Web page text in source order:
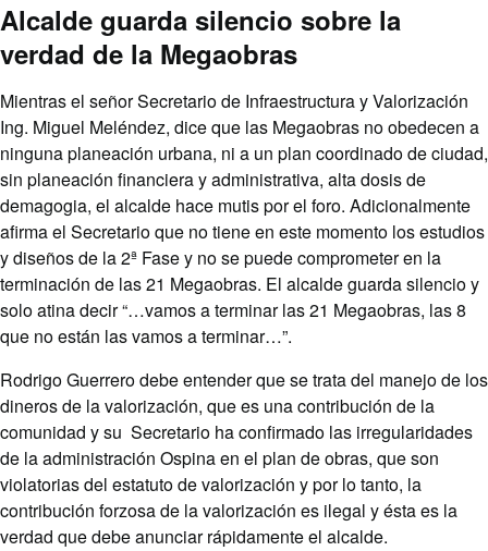
Alcalde guarda silencio sobre la
verdad de la Megaobras
Mientras el señor Secretario de Infraestructura y Valorización
Ing. Miguel Meléndez, dice que las Megaobras no obedecen a
ninguna planeación urbana, ni a un plan coordinado de ciudad,
sin planeación financiera y administrativa, alta dosis de
demagogia, el alcalde hace mutis por el foro. Adicionalmente
afirma el Secretario que no tiene en este momento los estudios
y diseños de la 2ª Fase y no se puede comprometer en la
terminación de las 21 Megaobras. El alcalde guarda silencio y
solo atina decir “…vamos a terminar las 21 Megaobras, las 8
que no están las vamos a terminar…”.
Rodrigo Guerrero debe entender que se trata del manejo de los
dineros de la valorización, que es una contribución de la
comunidad y su Secretario ha confirmado las irregularidades
de la administración Ospina en el plan de obras, que son
violatorias del estatuto de valorización y por lo tanto, la
contribución forzosa de la valorización es ilegal y ésta es la
verdad que debe anunciar rápidamente el alcalde.